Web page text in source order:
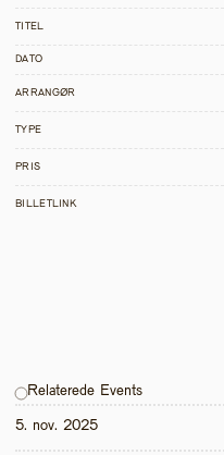
TITEL
DATO
ARRANGØR
TYPE
PRIS
BILLETLINK
Relaterede Events
5. nov. 2025